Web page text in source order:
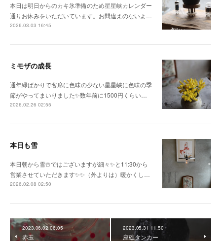
本日は明日からのカキ氷準備のため星星峡カレンダー
通りお休みをいただいています。お間違えのないよ…
2026.03.03 16:45
ミモザの成長
通年緑ばかりで客席に色味の少ない星星峡に色味の季
節がやってまいりました✨数年前に1500円くらい…
2026.02.26 02:55
本日も雪
本日朝から雪☃️ではございますが細々✨と11:30から
営業させていただきます✨✨（外よりは）暖かくし…
2026.02.08 02:50
2023.06.02 06:05
赤玉
2023.05.31 11:50
座礁タンカー